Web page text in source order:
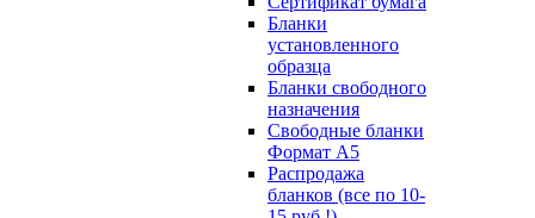
Бланки
установленного
образца
Бланки свободного
назначения
Свободные бланки
Формат А5
Распродажа
бланков (все по 10-